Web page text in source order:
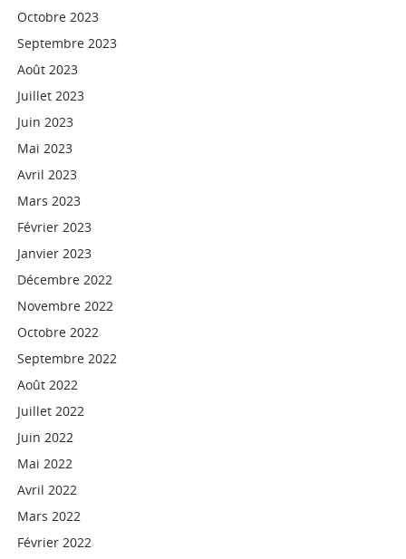
Octobre 2023
Septembre 2023
Août 2023
Juillet 2023
Juin 2023
Mai 2023
Avril 2023
Mars 2023
Février 2023
Janvier 2023
Décembre 2022
Novembre 2022
Octobre 2022
Septembre 2022
Août 2022
Juillet 2022
Juin 2022
Mai 2022
Avril 2022
Mars 2022
Février 2022